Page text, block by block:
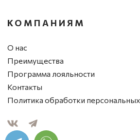
КОМПАНИЯМ
О нас
Преимущества
Программа лояльности
Контакты
Политика обработки